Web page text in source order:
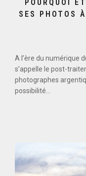
POURQUOI
SES PHOTOS
A l’ère du numérique
s’appelle le post-
photographes
possibilité...